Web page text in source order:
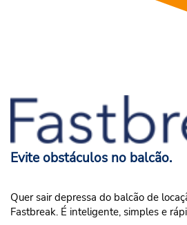
Evite obstáculos no balcão.
Quer sair depressa do balcão de
Fastbreak. É inteligente, simples e